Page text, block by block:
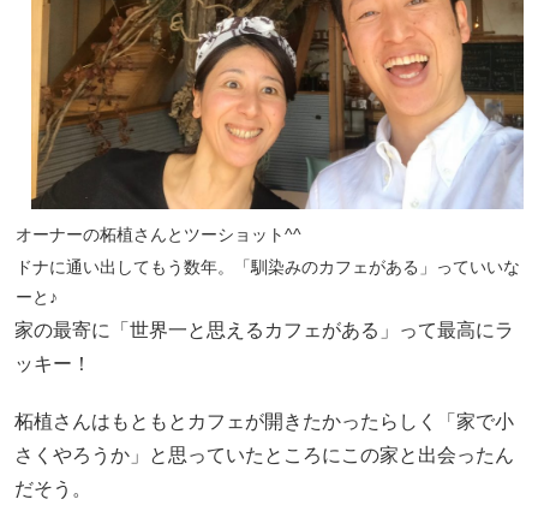
オーナーの柘植さんとツーショット^^
ドナに通い出してもう数年。「馴染みのカフェがある」っていいな
ーと♪
家の最寄に「世界一と思えるカフェがある」って最高にラ
ッキー！
柘植さんはもともとカフェが開きたかったらしく「家で小
さくやろうか」と思っていたところにこの家と出会ったん
だそう。